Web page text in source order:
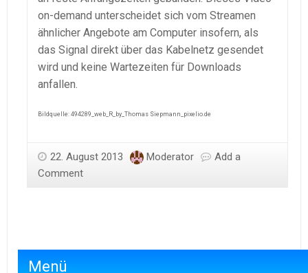
on-demand unterscheidet sich vom Streamen
ähnlicher Angebote am Computer insofern, als
das Signal direkt über das Kabelnetz gesendet
wird und keine Wartezeiten für Downloads
anfallen.
Bildquelle: 494289_web_R_by_Thomas Siepmann_pixelio.de
22. August 2013 Moderator
Add a
Comment
Menü